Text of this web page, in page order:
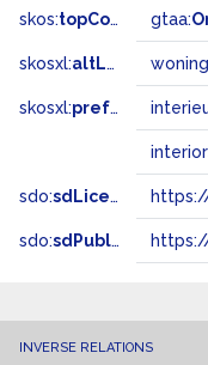
skos:topConceptOf gtaa:
skosxl:altLabel
skosxl:prefLabel
sdo:sdLicense
sdo:sdPublisher
INVERSE RELATIONS